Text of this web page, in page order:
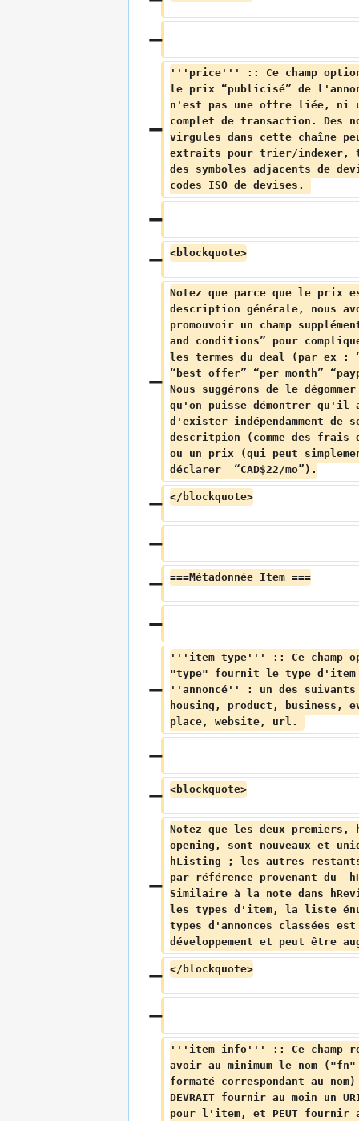
'''price''' :: Ce champ
le prix “publicisé” de
n'est pas une offre liée, ni
complet de transaction. Des
virgules dans cette chaîne
extraits pour trier/indexer,
des symboles adjacents de
codes ISO de devises.
<blockquote>
Notez que parce que le prix
description générale, nous
promouvoir un champ
and conditions” pour
les termes du deal (par ex
“best offer” “per month”
Nous suggérons de le
qu'on puisse démontrer
d'exister indépendamment de
descritpion (comme des
ou un prix (qui peut
déclarer  “CAD$22/mo”).
</blockquote>
===Métadonnée Item ===
'''item type''' :: Ce champ
"type" fournit le type
''annoncé'' : un des
housing, product, business,
place, website, url.
<blockquote>
Notez que les deux
opening, sont nouveaux et
hListing ; les autres
par référence provenant du
Similaire à la note dans
les types d'item, la liste
types d'annonces classées
développement et peut être
</blockquote>
'''item info''' :: Ce champ
avoir au minimum le nom
formaté correspondant au
DEVRAIT fournir au moin un
pour l'item, et PEUT fournir